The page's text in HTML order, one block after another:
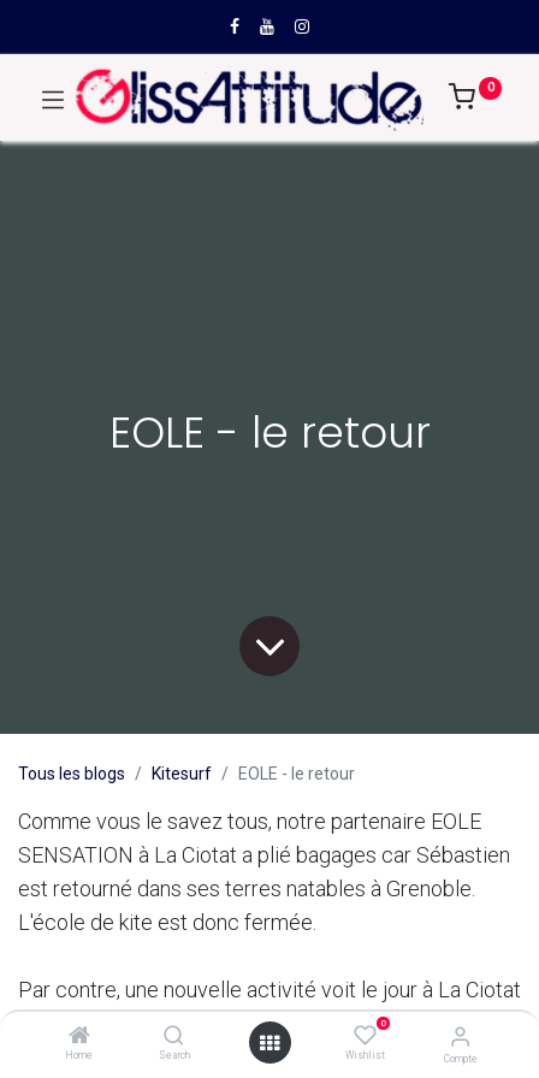
Home Search
0
Wishlist Compte
0
EOLE - le retour
Tous les blogs Kitesurf EOLE - le retour
Comme vous le savez tous, notre partenaire EOLE
SENSATION à La Ciotat a plié bagages car Sébastien
est retourné dans ses terres natables à Grenoble.
L'école de kite est donc fermée.
Par contre, une nouvelle activité voit le jour à La Ciotat
sous l'égide de Christophe Desteuque. Ce dernier va
proposer avec Mer et Vent des déposes en mer, des